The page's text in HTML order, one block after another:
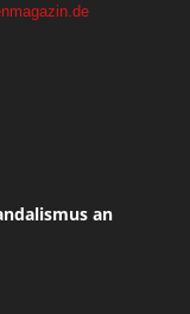
an